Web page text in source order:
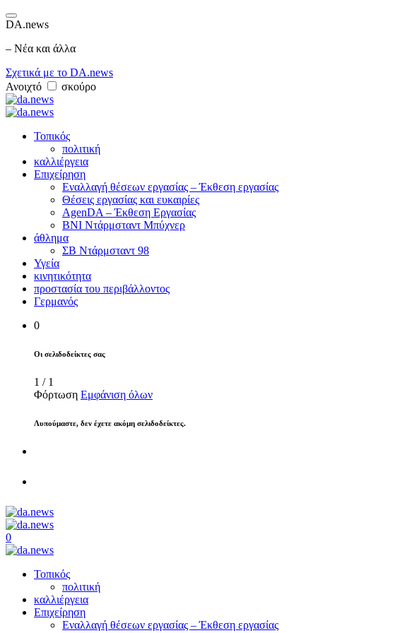
DA.news
– Νέα και άλλα
Σχετικά με το DA.news
Ανοιχτό
σκούρο
Τοπικός
πολιτική
καλλιέργεια
Επιχείρηση
Εναλλαγή θέσεων εργασίας – Έκθεση εργασίας
Θέσεις εργασίας και ευκαιρίες
AgenDA – Έκθεση Εργασίας
BNI Ντάρμσταντ Μπύχνερ
άθλημα
ΣΒ Ντάρμσταντ 98
Υγεία
κινητικότητα
προστασία του περιβάλλοντος
Γερμανός
0
Οι σελιδοδείκτες σας
1 / 1
Φόρτωση Εμφάνιση όλων
Λυπούμαστε, δεν έχετε ακόμη σελιδοδείκτες.
0
Τοπικός
πολιτική
καλλιέργεια
Επιχείρηση
Εναλλαγή θέσεων εργασίας – Έκθεση εργασίας